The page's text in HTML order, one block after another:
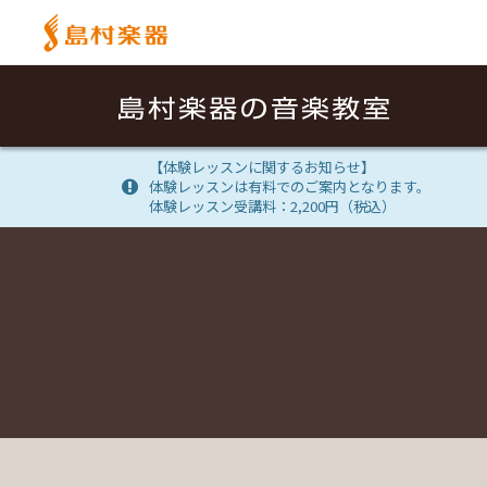
【体験レッスンに関するお知らせ】
体験レッスンは有料でのご案内となります。
体験レッスン受講料：2,200円（税込）